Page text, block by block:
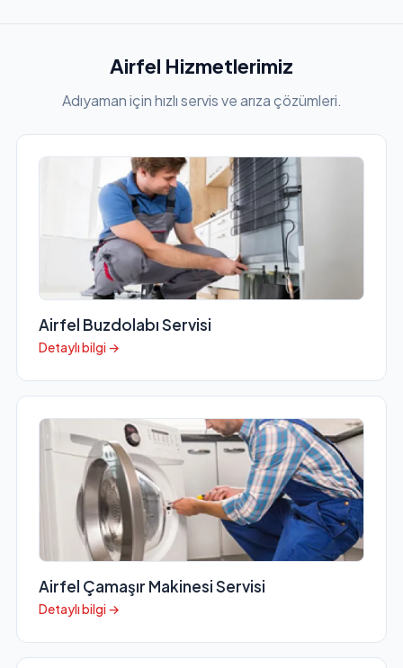
Airfel Hizmetlerimiz
Adıyaman için hızlı servis ve arıza çözümleri.
Airfel Buzdolabı Servisi
Detaylı bilgi →
Airfel Çamaşır Makinesi Servisi
Detaylı bilgi →